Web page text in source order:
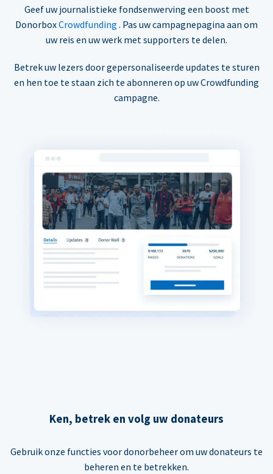
Geef uw journalistieke fondsenwerving een boost met
DonorboxCrowdfunding . Pas uw campagnepagina aan om
uw reis en uw werk met supporters te delen.
Betrek uw lezers door gepersonaliseerde updates te sturen
en hen toe te staan zich te abonneren op uw Crowdfunding
campagne.
Ken, betrek en volg uw donateurs
Gebruik onze functies voor donorbeheer om uw donateurs te
beheren en te betrekken.